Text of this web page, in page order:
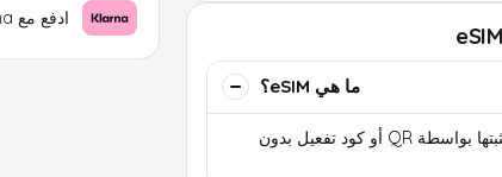
ما هي eSIM؟
eSIM هي شريحة رقمية تثبتها بواسطة QR أو كود تفعيل بدون
ادفع مع Klarna على 3 دفعات بقيمة